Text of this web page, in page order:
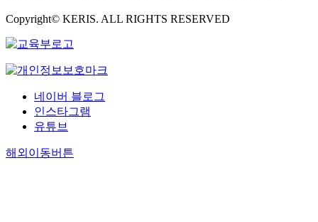
Copyright© KERIS. ALL RIGHTS RESERVED
네이버 블로그
인스타그램
유튜브
해외이동버튼